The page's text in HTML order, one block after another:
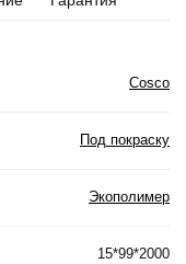
Cosco
Под покраску
Экополимер
15*99*2000